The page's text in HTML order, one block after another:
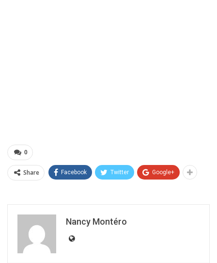
0
Share Facebook Twitter Google+
Nancy Montéro